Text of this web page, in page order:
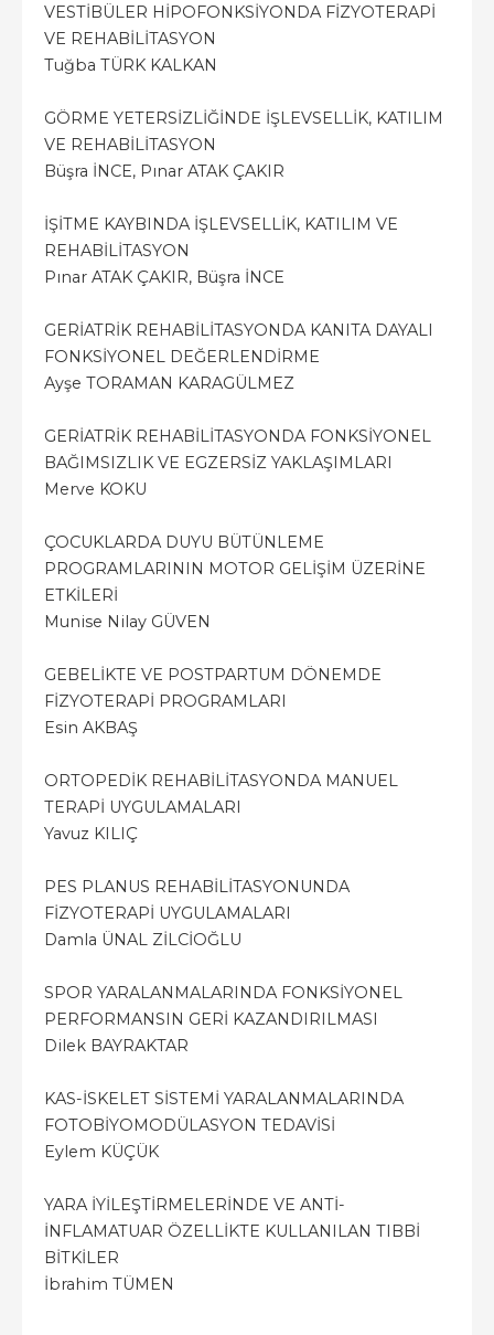
VESTİBÜLER HİPOFONKSİYONDA FİZYOTERAPİ
VE REHABİLİTASYON
Tuğba TÜRK KALKAN
GÖRME YETERSİZLİĞİNDE İŞLEVSELLİK, KATILIM
VE REHABİLİTASYON
Büşra İNCE, Pınar ATAK ÇAKIR
İŞİTME KAYBINDA İŞLEVSELLİK, KATILIM VE
REHABİLİTASYON
Pınar ATAK ÇAKIR, Büşra İNCE
GERİATRİK REHABİLİTASYONDA KANITA DAYALI
FONKSİYONEL DEĞERLENDİRME
Ayşe TORAMAN KARAGÜLMEZ
GERİATRİK REHABİLİTASYONDA FONKSİYONEL
BAĞIMSIZLIK VE EGZERSİZ YAKLAŞIMLARI
Merve KOKU
ÇOCUKLARDA DUYU BÜTÜNLEME
PROGRAMLARININ MOTOR GELİŞİM ÜZERİNE
ETKİLERİ
Munise Nilay GÜVEN
GEBELİKTE VE POSTPARTUM DÖNEMDE
FİZYOTERAPİ PROGRAMLARI
Esin AKBAŞ
ORTOPEDİK REHABİLİTASYONDA MANUEL
TERAPİ UYGULAMALARI
Yavuz KILIÇ
PES PLANUS REHABİLİTASYONUNDA
FİZYOTERAPİ UYGULAMALARI
Damla ÜNAL ZİLCİOĞLU
SPOR YARALANMALARINDA FONKSİYONEL
PERFORMANSIN GERİ KAZANDIRILMASI
Dilek BAYRAKTAR
KAS-İSKELET SİSTEMİ YARALANMALARINDA
FOTOBİYOMODÜLASYON TEDAVİSİ
Eylem KÜÇÜK
YARA İYİLEŞTİRMELERİNDE VE ANTİ-
İNFLAMATUAR ÖZELLİKTE KULLANILAN TIBBİ
BİTKİLER
İbrahim TÜMEN